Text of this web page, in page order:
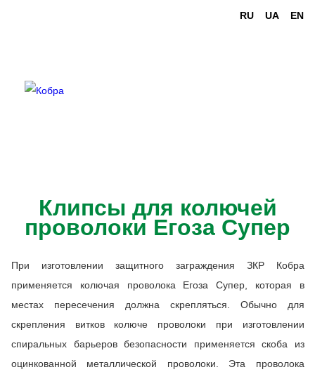
RU UA EN
Клипсы для колючей
проволоки Егоза Супер
При изготовлении защитного заграждения ЗКР Кобра
применяется колючая проволока Егоза Супер, которая в
местах пересечения должна скрепляться. Обычно для
скрепления витков колюче проволоки при изготовлении
спиральных барьеров безопасности применяется скоба из
оцинкованной металлической проволоки. Эта проволока